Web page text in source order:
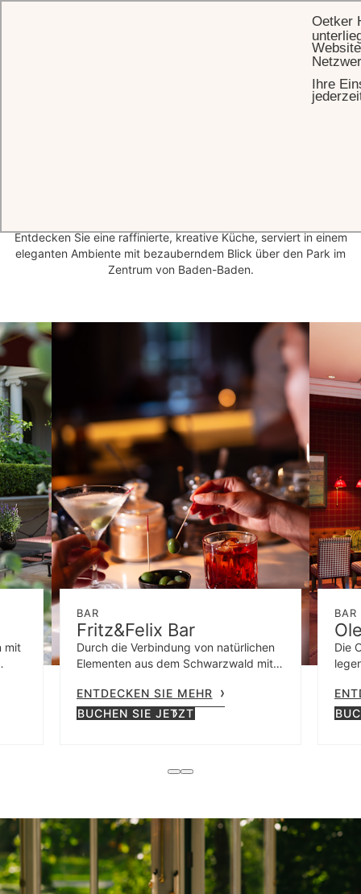
Entdecken Sie eine raffinierte, kreative Küche, serviert in einem
eleganten Ambiente mit bezauberndem Blick über den Park im
Zentrum von Baden-Baden.
mit
BAR
Fritz&Felix Bar
Durch die Verbindung von natürlichen
Elementen aus dem Schwarzwald mit
werden eigene Getränke kreiert und
Klassiker modern interpretiert.
ENTDECKEN SIE MEHR
BUCHEN SIE JETZT
BAR
Die
Oetker
Ihre